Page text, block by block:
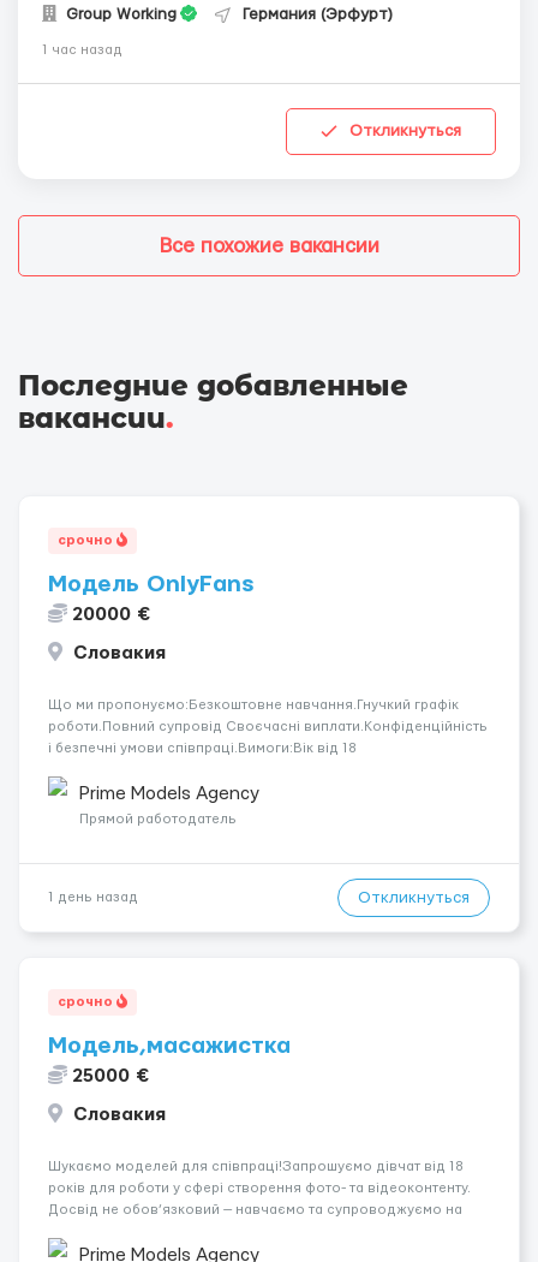
Group Working Германия (Эрфурт)
1 час назад
Откликнуться
Все похожие вакансии
Последние добавленные
вакансии.
срочно
Модель OnlyFans
20000 €
Словакия
Що ми пропонуємо:Безкоштовне навчання.Гнучкий графік
роботи.Повний супровід Своєчасні виплати.Конфіденційність
і безпечні умови співпраці.Вимоги:Вік від 18
розвиватися.Досвід не обов’язковий.Якщо вас зацікавила
вакансія — залишайте відгук, і ми зв’яжемося ...
Prime Models Agency
Прямой работодатель
1 день назад Откликнуться
срочно
Модель,масажистка
25000 €
Словакия
Шукаємо моделей для співпраці!Запрошуємо дівчат від 18
років для роботи у сфері створення фото- та відеоконтенту.
Досвід не обов’язковий — навчаємо та супроводжуємо на
конфіденційність і професійну підтримку. Працюємо офіційно,
Prime Models Agency